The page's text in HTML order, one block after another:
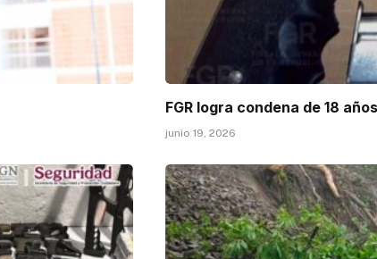
FGR logra condena de 18
junio 19, 2026